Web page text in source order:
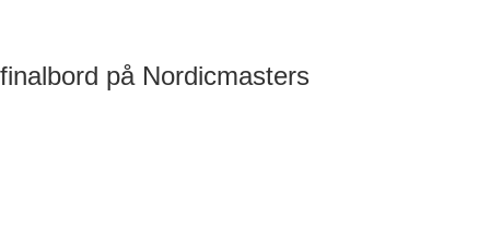
finalbord på Nordicmasters